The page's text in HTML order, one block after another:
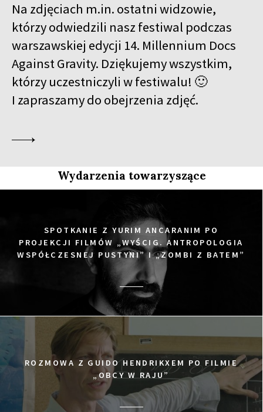
Na zdjęciach m.in. ostatni widzowie,
którzy odwiedzili nasz festiwal podczas
warszawskiej edycji 14. Millennium Docs
Against Gravity. Dziękujemy wszystkim,
którzy uczestniczyli w festiwalu! 🙂
I zapraszamy do obejrzenia zdjęć.
Wydarzenia towarzyszące
SPOTKANIE Z YURIM ANCARANIM PO
PROJEKCJI FILMÓW „WYŚCIG. ANTROPOLOGIA
WSPÓŁCZESNEJ PUSTYNI” I „ZOMBI Z BATEM”
ROZMOWA Z GUIDO HENDRIKXEM PO FILMIE
„OBCY W RAJU”